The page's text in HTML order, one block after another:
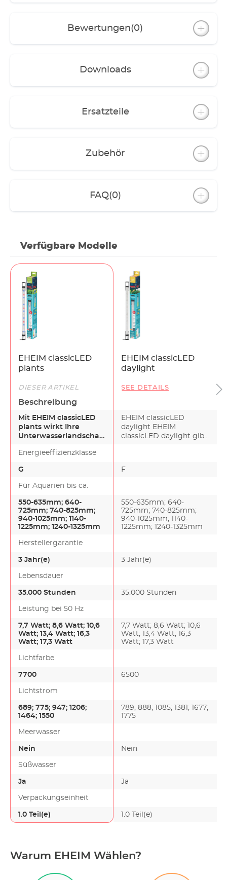
Nur für Süßwasser geeignet
Bewertungen(0)
Downloads
Ersatzteile
Zubehör
FAQ(0)
Verfügbare Modelle
EHEIM classicLED
plants
EHEIM classicLED
daylight
DIESER ARTIKEL SEE DETAILS
Beschreibung
Mit EHEIM classicLED
plants wirkt Ihre
Unterwasserlandschaft
Pf…
EHEIM classicLED
daylight EHEIM
classicLED daylight gibt
Energieeffizienzklasse
G F
Für Aquarien bis ca.
550-635mm; 640-
725mm; 740-825mm;
940-1025mm; 1140-
1225mm; 1240-1325mm
550-635mm; 640-
725mm; 740-825mm;
940-1025mm; 1140-
1225mm; 1240-1325mm
Herstellergarantie
3 Jahr(e) 3 Jahr(e)
Lebensdauer
35.000 Stunden 35.000 Stunden
Leistung bei 50 Hz
7,7 Watt; 8,6 Watt; 10,6
Watt; 13,4 Watt; 16,3
Watt; 17,3 Watt
7,7 Watt; 8,6 Watt; 10,6
Watt; 13,4 Watt; 16,3
Watt; 17,3 Watt
Lichtfarbe
7700 6500
Lichtstrom
689; 775; 947; 1206;
1464; 1550
789; 888; 1085; 1381 ; 1677;
1775
Meerwasser
Nein Nein
Süßwasser
Ja Ja
Verpackungseinheit
1.0 Teil(e) 1.0 Teil(e)
Warum EHEIM Wählen?